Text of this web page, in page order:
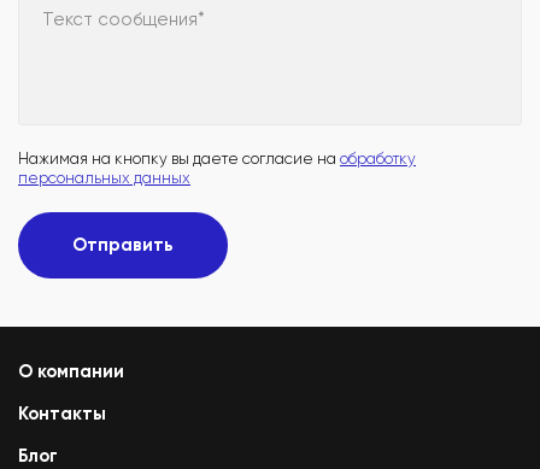
Текст сообщения*
Нажимая на кнопку вы даете согласие на обработку
персональных данных
Отправить
О компании
Контакты
Блог